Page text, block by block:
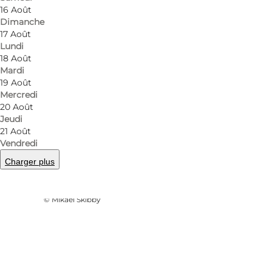
16 Août
Dimanche
17 Août
Lundi
18 Août
Mardi
19 Août
Mercredi
20 Août
Jeudi
21 Août
Vendredi
Charger plus
© Mikael Skibby